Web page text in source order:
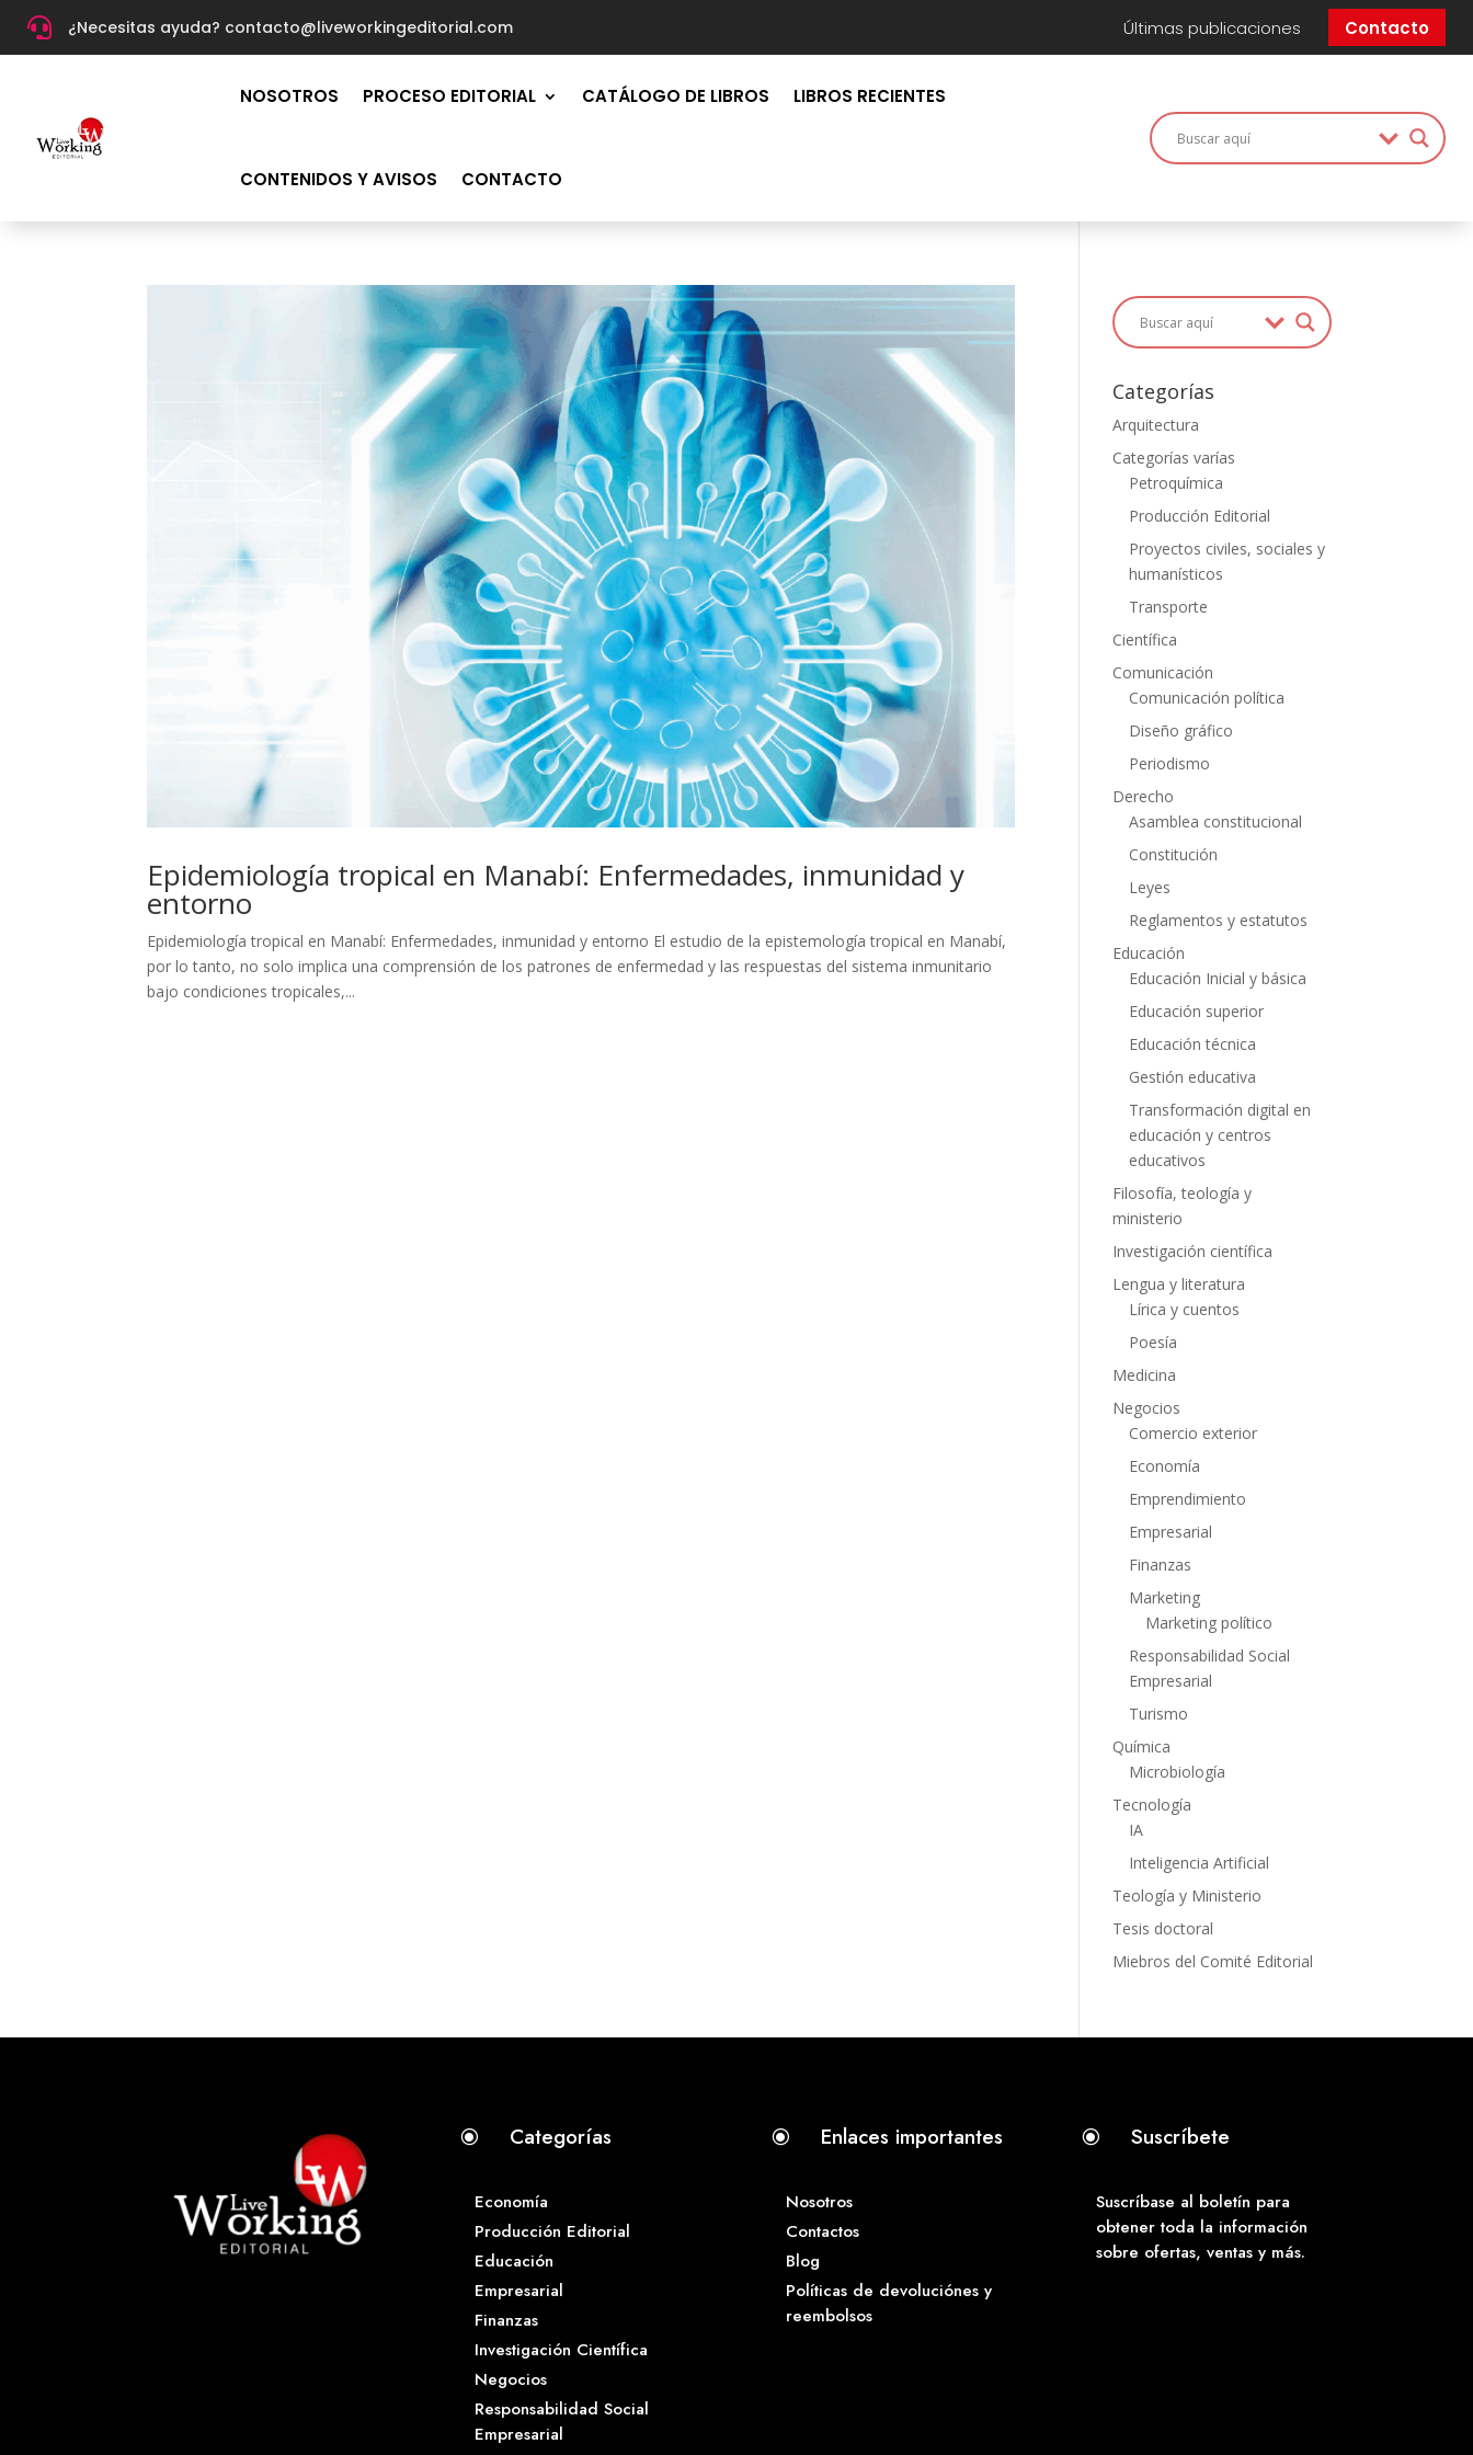
 ¿Necesitas ayuda? contacto@liveworkingeditorial.com Últimas publicaciones Contacto
NOSOTROS PROCESO EDITORIAL CATÁLOGO DE LIBROS LIBROS RECIENTES
CONTENIDOS Y AVISOS CONTACTO
Epidemiología tropical en Manabí: Enfermedades, inmunidad y
entorno
Epidemiología tropical en Manabí: Enfermedades, inmunidad y entorno El estudio de la epistemología tropical en Manabí,
por lo tanto, no solo implica una comprensión de los patrones de enfermedad y las respuestas del sistema inmunitario
bajo condiciones tropicales,...
Categorías
Arquitectura
Categorías varías
Petroquímica
Producción Editorial
Proyectos civiles, sociales y
humanísticos
Transporte
Científica
Comunicación
Comunicación política
Diseño gráfico
Periodismo
Derecho
Asamblea constitucional
Constitución
Leyes
Reglamentos y estatutos
Educación
Educación Inicial y básica
Educación superior
Educación técnica
Gestión educativa
Transformación digital en
educación y centros
educativos
Filosofía, teología y
ministerio
Investigación científica
Lengua y literatura
Lírica y cuentos
Poesía
Medicina
Negocios
Comercio exterior
Economía
Emprendimiento
Empresarial
Finanzas
Marketing
Marketing político
Responsabilidad Social
Empresarial
Turismo
Química
Microbiología
Tecnología
IA
Inteligencia Artificial
Teología y Ministerio
Tesis doctoral
Miebros del Comité Editorial
\ Categorías
Economía
Producción Editorial
Educación
Empresarial
Finanzas
Investigación Científica
Negocios
Responsabilidad Social
Empresarial
\ Enlaces importantes
Nosotros
Contactos
Blog
Políticas de devoluciónes y
reembolsos
\ Suscríbete
Suscríbase al boletín para
obtener toda la información
sobre ofertas, ventas y más.